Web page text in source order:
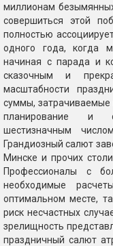
миллионам
совершиться этой
полностью
одного года, когда
начиная с парада и
сказочным и
масштабности
суммы, затрачиваемые
планирование и
шестизначным
Грандиозный салют
Минске и прочих
Профессионалы с
необходимые
оптимальном месте,
риск несчастных
зрелищность
праздничный салют